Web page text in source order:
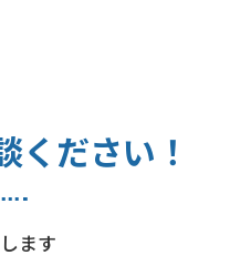
ください！
ます